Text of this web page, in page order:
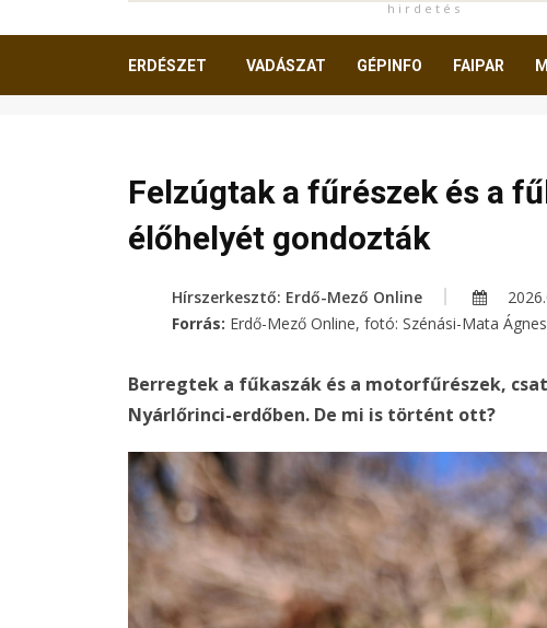
h i r d e t é s
ERDÉSZET VADÁSZAT GÉPINFO FAIPAR
Felzúgtak a fűrészek és a
élőhelyét gondozták
Hírszerkesztő: Erdő-Mező Online
Forrás: Erdő-Mező Online, fotó: Szénási-Mata
Berregtek a fűkaszák és a motorfűrészek,
Nyárlőrinci-erdőben. De mi is történt ott?